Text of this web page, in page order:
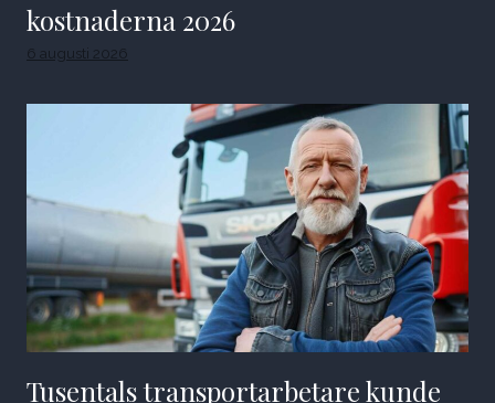
kostnaderna 2026
6 augusti 2026
Tusentals transportarbetare kunde